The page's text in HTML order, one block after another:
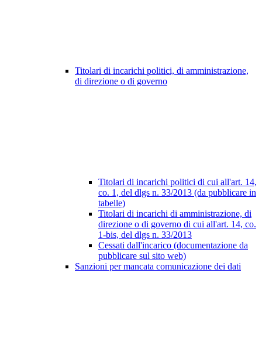
Titolari di incarichi politici, di amministrazione,
di direzione o di governo
Titolari di incarichi politici di cui all'art. 14,
co. 1, del dlgs n. 33/2013 (da pubblicare in
tabelle)
Titolari di incarichi di amministrazione, di
direzione o di governo di cui all'art. 14, co.
1-bis, del dlgs n. 33/2013
Cessati dall'incarico (documentazione da
pubblicare sul sito web)
Sanzioni per mancata comunicazione dei dati